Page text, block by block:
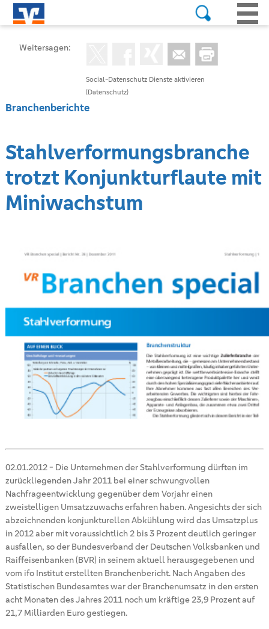
Social-Datenschutz Dienste aktivieren
(Datenschutz)
Weitersagen:
Branchenberichte
Stahlverformungsbranche
trotzt Konjunkturflaute mit
Miniwachstum
02.01.2012- Die Unternehmen der Stahlverformung dürften im
zurückliegenden Jahr 2011 bei einer schwungvollen
Nachfrageentwicklung gegenüber dem Vorjahr einen
zweistelligen Umsatzzuwachs erfahren haben. Angesichts der sich
abzeichnenden konjunkturellen Abkühlung wird das Umsatzplus
in 2012 aber mit voraussichtlich 2 bis 3 Prozent deutlich geringer
ausfallen, so der Bundesverband der Deutschen Volksbanken und
Raiffeisenbanken (BVR) in seinem aktuell herausgegebenen und
vom ifo Institut erstellten Branchenbericht. Nach Angaben des
Statistischen Bundesamtes war der Branchenumsatz in den ersten
acht Monaten des Jahres 2011 noch um kräftige 23,9 Prozent auf
21,7 Milliarden Euro gestiegen.